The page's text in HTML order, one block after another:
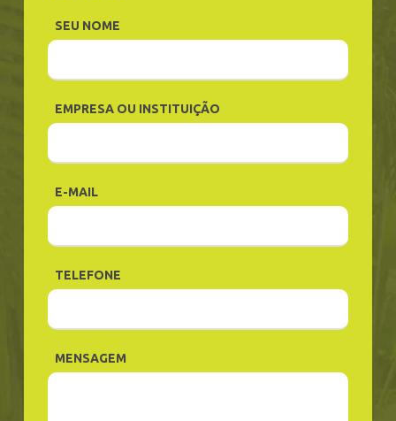
SEU NOME
EMPRESA OU INSTITUIÇÃO
E-MAIL
TELEFONE
MENSAGEM